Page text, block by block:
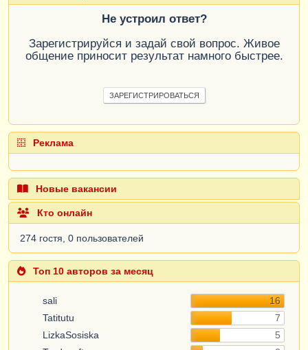
Не устроил ответ?
Зарегистрируйся и задай свой вопрос. Живое
общение приносит результат намного быстрее.
ЗАРЕГИСТРИРОВАТЬСЯ
Реклама
Новые вакансии
Кто онлайн
274 гостя, 0 пользователей
Топ 10 авторов за месяц
sali
16
Tatitutu
7
LizkaSosiska
5